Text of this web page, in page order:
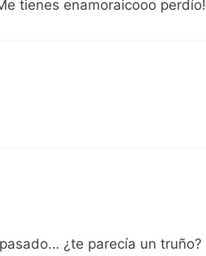
tienes enamoraicooo perdío!
¿te parecía un truño?